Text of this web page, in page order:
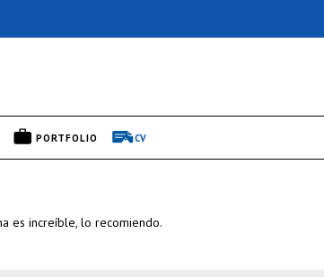
PORTFOLIO CV
es increíble, lo recomiendo.